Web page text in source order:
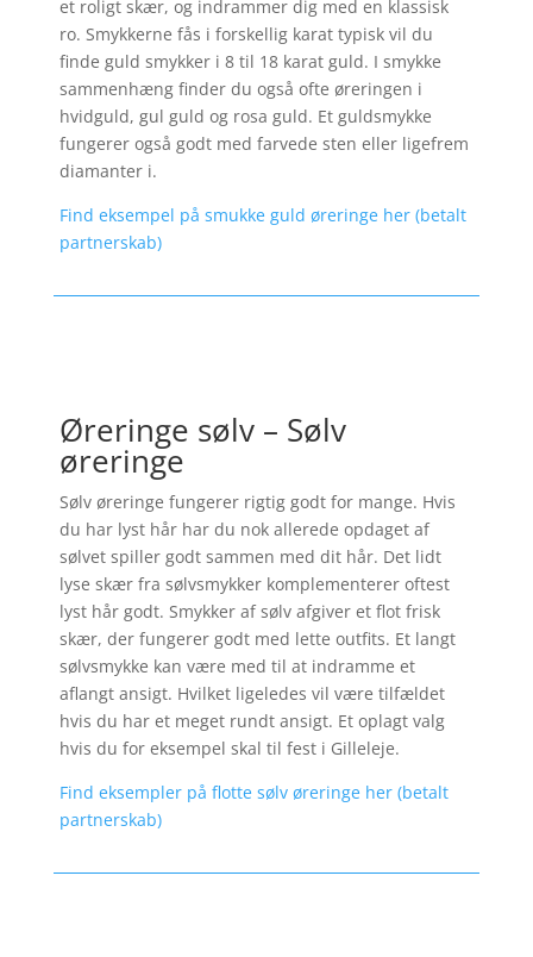
et roligt skær, og indrammer dig med en klassisk
ro. Smykkerne fås i forskellig karat typisk vil du
finde guld smykker i 8 til 18 karat guld. I smykke
sammenhæng finder du også ofte øreringen i
hvidguld, gul guld og rosa guld. Et guldsmykke
fungerer også godt med farvede sten eller ligefrem
diamanter i.
Find eksempel på smukke guld øreringe her (betalt
partnerskab)
Øreringe sølv – Sølv
øreringe
Sølv øreringe fungerer rigtig godt for mange. Hvis
du har lyst hår har du nok allerede opdaget af
sølvet spiller godt sammen med dit hår. Det lidt
lyse skær fra sølvsmykker komplementerer oftest
lyst hår godt. Smykker af sølv afgiver et flot frisk
skær, der fungerer godt med lette outfits. Et langt
sølvsmykke kan være med til at indramme et
aflangt ansigt. Hvilket ligeledes vil være tilfældet
hvis du har et meget rundt ansigt. Et oplagt valg
hvis du for eksempel skal til fest i Gilleleje.
Find eksempler på flotte sølv øreringe her (betalt
partnerskab)